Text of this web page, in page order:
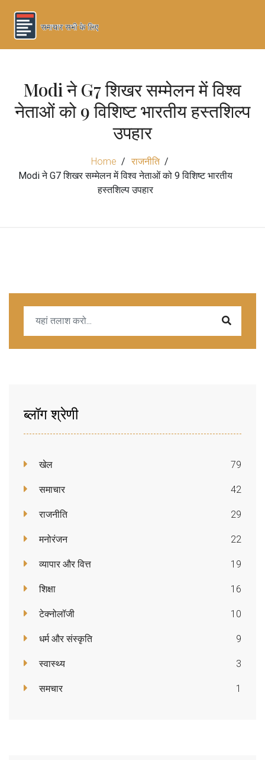
Modi ने G7 शिखर सम्मेलन में विश्व
नेताओं को 9 विशिष्ट भारतीय हस्तशिल्प
उपहार
Home
राजनीति
Modi ने G7 शिखर सम्मेलन में विश्व नेताओं को 9 विशिष्ट भारतीय
हस्तशिल्प उपहार
ब्लॉग श्रेणी
खेल 79
समाचार 42
राजनीति 29
मनोरंजन 22
व्यापार और वित्त 19
शिक्षा 16
टेक्नोलॉजी 10
धर्म और संस्कृति 9
स्वास्थ्य 3
समचार 1